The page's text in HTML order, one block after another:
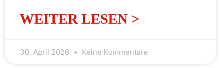
WEITER LESEN >
30. April 2026 Keine Kommentare